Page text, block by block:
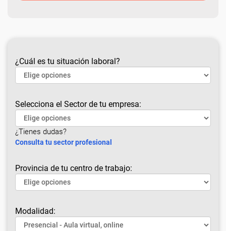
¿Cuál es tu situación laboral?
Selecciona el Sector de tu empresa:
¿Tienes dudas?
Consulta tu sector profesional
Provincia de tu centro de trabajo:
Modalidad: